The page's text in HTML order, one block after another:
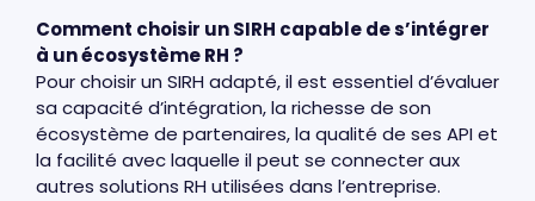
Comment choisir un SIRH capable de s’intégrer
à un écosystème RH ?
Pour choisir un SIRH adapté, il est essentiel d’évaluer
sa capacité d’intégration, la richesse de son
écosystème de partenaires, la qualité de ses API et
la facilité avec laquelle il peut se connecter aux
autres solutions RH utilisées dans l’entreprise.